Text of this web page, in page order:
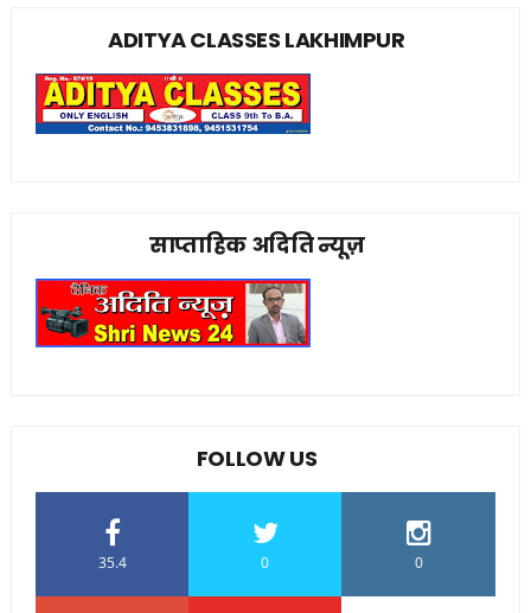
ADITYA CLASSES LAKHIMPUR
साप्ताहिक अदिति न्यूज़
FOLLOW US
35.4 0 0